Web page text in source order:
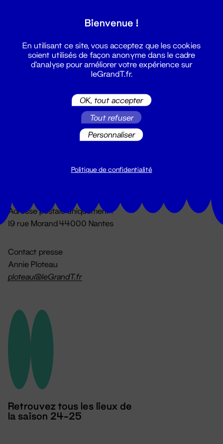
Du lundi au vendredi 14h → 18h
Adresse postale uniquement :
19 rue Morand 44000 Nantes
Contact presse
Annie Ploteau
ploteau@leGrandT.fr
Retrouvez tous les lieux de
la saison 24-25
Bienvenue !
En utilisant ce site, vous acceptez que les cookies
soient utilisés de façon anonyme dans le cadre
d'analyse pour améliorer votre expérience sur
leGrandT.fr.
OK, tout accepter
Tout refuser
Personnaliser
Politique de confidentialité